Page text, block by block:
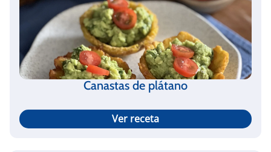
Canastas de plátano
Ver receta